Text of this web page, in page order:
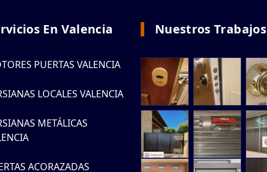
En Valencia
PUERTAS VALENCIA
LOCALES VALENCIA
METÁLICAS
ACORAZADAS
Nuestros Trabajos